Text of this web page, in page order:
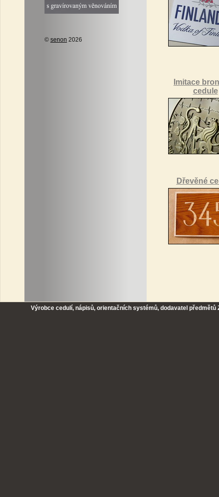
© senon 2026
Imitace
cedule
Dřevěné
Výrobce cedulí, nápisů, orientačních systémů, dodavatel předmětů